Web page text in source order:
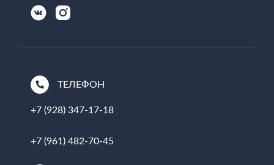
ТЕЛЕФОН
+7 (928) 347-17-18
+7 (961) 482-70-45